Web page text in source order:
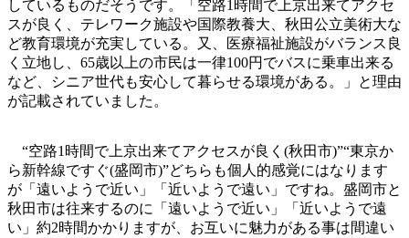
しているものだそうです。「空路1時間で上京出来てアクセ
スが良く、テレワーク施設や国際教養大、秋田公立美術大な
ど教育環境が充実している。又、医療福祉施設がバランス良
く立地し、65歳以上の市民は一律100円でバスに乗車出来る
など、シニア世代も安心して暮らせる環境がある。」と理由
が記載されていました。
“空路1時間で上京出来てアクセスが良く(秋田市)”“東京か
ら新幹線ですぐ(盛岡市)”どちらも個人的感覚にはなります
が「遠いようで近い」「近いようで遠い」ですね。盛岡市と
秋田市は往来するのに「遠いようで近い」「近いようで遠
い」約2時間かかりますが、お互いに魅力がある事は間違い